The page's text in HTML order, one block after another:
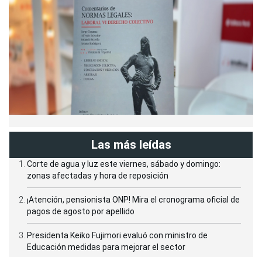
Las más leídas
Corte de agua y luz este viernes, sábado y domingo:
zonas afectadas y hora de reposición
¡Atención, pensionista ONP! Mira el cronograma oficial de
pagos de agosto por apellido
Presidenta Keiko Fujimori evaluó con ministro de
Educación medidas para mejorar el sector